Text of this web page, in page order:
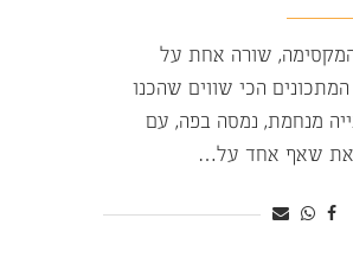
המקסימה, שורה אחת על
הכי שווים שהכנו
מנחמת, נמסה בפה, עם
שאף אחד על…